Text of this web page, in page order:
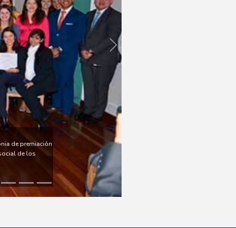
de premiación
de los
Next